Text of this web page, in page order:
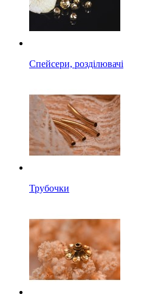
Спейсери, розділювачі
Трубочки